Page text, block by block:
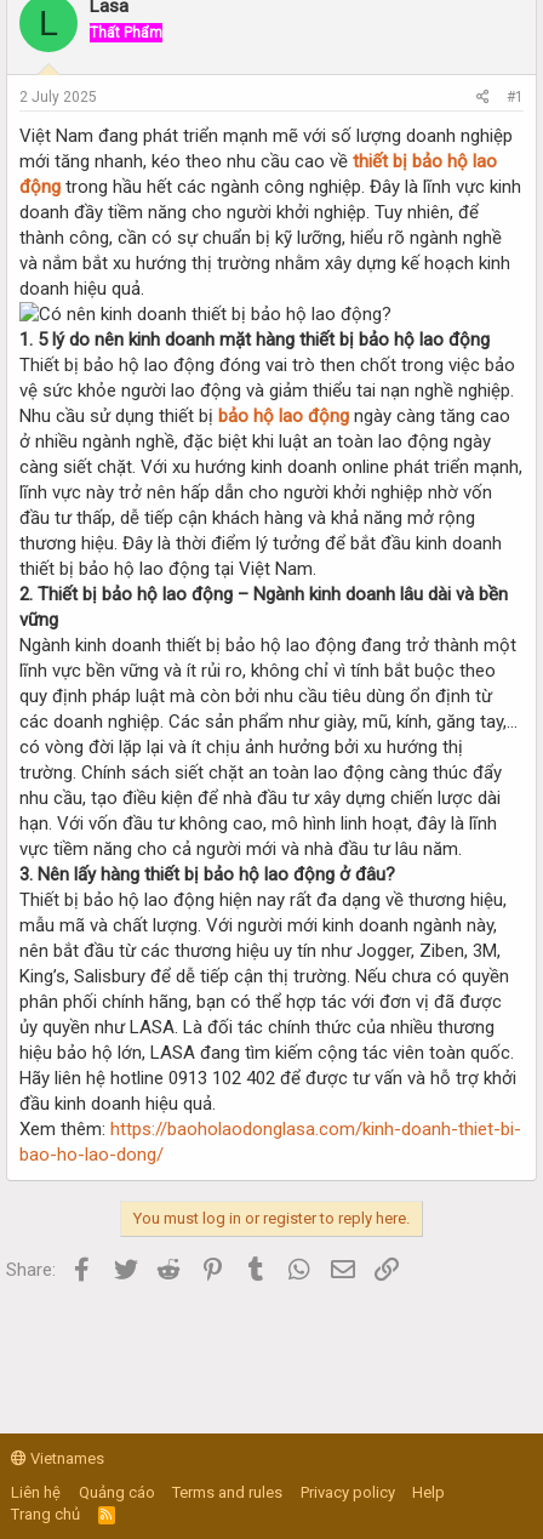
a
s
a
r
t
e
r
r
t
a
e
L Lasa
Thất Phẩm
2 July 2025 #1
Việt Nam đang phát triển mạnh mẽ với số lượng doanh nghiệp
mới tăng nhanh, kéo theo nhu cầu cao về thiết bị bảo hộ lao
động trong hầu hết các ngành công nghiệp. Đây là lĩnh vực kinh
doanh đầy tiềm năng cho người khởi nghiệp. Tuy nhiên, để
thành công, cần có sự chuẩn bị kỹ lưỡng, hiểu rõ ngành nghề
và nắm bắt xu hướng thị trường nhằm xây dựng kế hoạch kinh
doanh hiệu quả.
1. 5 lý do nên kinh doanh mặt hàng thiết bị bảo hộ lao động
Thiết bị bảo hộ lao động đóng vai trò then chốt trong việc bảo
vệ sức khỏe người lao động và giảm thiểu tai nạn nghề nghiệp.
Nhu cầu sử dụng thiết bị bảo hộ lao động ngày càng tăng cao
ở nhiều ngành nghề, đặc biệt khi luật an toàn lao động ngày
càng siết chặt. Với xu hướng kinh doanh online phát triển mạnh,
lĩnh vực này trở nên hấp dẫn cho người khởi nghiệp nhờ vốn
đầu tư thấp, dễ tiếp cận khách hàng và khả năng mở rộng
thương hiệu. Đây là thời điểm lý tưởng để bắt đầu kinh doanh
thiết bị bảo hộ lao động tại Việt Nam.
2. Thiết bị bảo hộ lao động – Ngành kinh doanh lâu dài và bền
vững
Ngành kinh doanh thiết bị bảo hộ lao động đang trở thành một
lĩnh vực bền vững và ít rủi ro, không chỉ vì tính bắt buộc theo
quy định pháp luật mà còn bởi nhu cầu tiêu dùng ổn định từ
các doanh nghiệp. Các sản phẩm như giày, mũ, kính, găng tay,...
có vòng đời lặp lại và ít chịu ảnh hưởng bởi xu hướng thị
trường. Chính sách siết chặt an toàn lao động càng thúc đẩy
nhu cầu, tạo điều kiện để nhà đầu tư xây dựng chiến lược dài
hạn. Với vốn đầu tư không cao, mô hình linh hoạt, đây là lĩnh
vực tiềm năng cho cả người mới và nhà đầu tư lâu năm.
3. Nên lấy hàng thiết bị bảo hộ lao động ở đâu?
Thiết bị bảo hộ lao động hiện nay rất đa dạng về thương hiệu,
mẫu mã và chất lượng. Với người mới kinh doanh ngành này,
nên bắt đầu từ các thương hiệu uy tín như Jogger, Ziben, 3M,
King’s, Salisbury để dễ tiếp cận thị trường. Nếu chưa có quyền
phân phối chính hãng, bạn có thể hợp tác với đơn vị đã được
ủy quyền như LASA. Là đối tác chính thức của nhiều thương
hiệu bảo hộ lớn, LASA đang tìm kiếm cộng tác viên toàn quốc.
Hãy liên hệ hotline 0913 102 402 để được tư vấn và hỗ trợ khởi
đầu kinh doanh hiệu quả.
Xem thêm: https://baoholaodonglasa.com/kinh-doanh-thiet-bi-
bao-ho-lao-dong/
You must log in or register to reply here.
Share: Facebook
Twitter Reddit PinterestTumblr WhatsApp
Email
Vietnames
Liên hệ
Quảng cáo Terms and rules Privacy policy
Help
Trang chủ
R
S